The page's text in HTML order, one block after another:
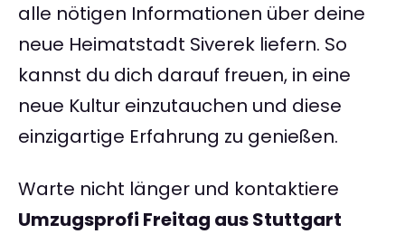
alle nötigen Informationen über deine
neue Heimatstadt Siverek liefern. So
kannst du dich darauf freuen, in eine
neue Kultur einzutauchen und diese
einzigartige Erfahrung zu genießen.
Warte nicht länger und kontaktiere
Umzugsprofi Freitag aus Stuttgart